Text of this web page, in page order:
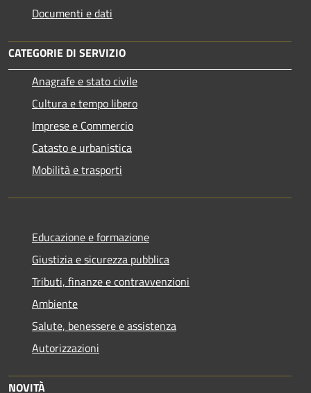
Documenti e dati
CATEGORIE DI SERVIZIO
Anagrafe e stato civile
Cultura e tempo libero
Imprese e Commercio
Catasto e urbanistica
Mobilità e trasporti
Educazione e formazione
Giustizia e sicurezza pubblica
Tributi, finanze e contravvenzioni
Ambiente
Salute, benessere e assistenza
Autorizzazioni
NOVITÀ